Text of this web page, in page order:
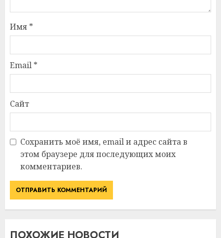
Имя *
Email *
Сайт
Сохранить моё имя, email и адрес сайта в
этом браузере для последующих моих
комментариев.